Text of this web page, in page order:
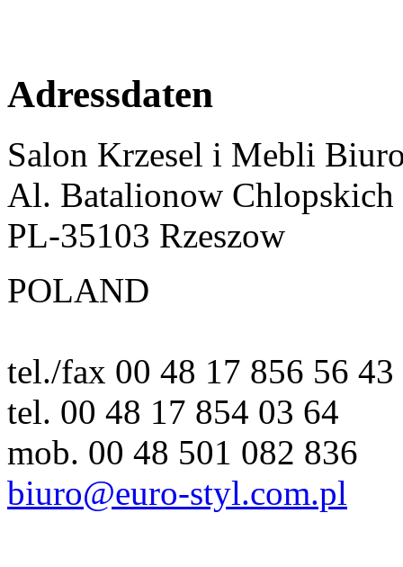
Adressdaten
Salon Krzesel i Mebli
Al. Batalionow
PL-35103 Rzeszow
POLAND
tel./fax 00 48 17 856 56 43
tel. 00 48 17 854 03 64
mob. 00 48 501 082 836
biuro@euro-styl.com.pl